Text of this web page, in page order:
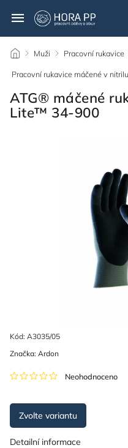
/ Muži / Pracovní rukavice
Pracovní rukavice máčené v nitrilu
ATG® máčené
Lite™ 34-900
Kód: A3035/05
Neohodnoceno
Značka: Ardon
Zvolte variantu
Detailní informace